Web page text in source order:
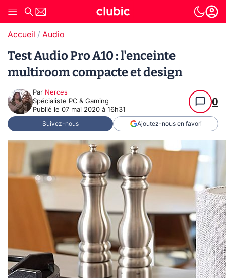
Accueil Audio
Test Audio Pro A10 : l'enceinte
multiroom compacte et design
Par Nerces
Spécialiste PC & Gaming
Publié le 07 mai 2020 à 16h31
0
Suivez-nous Ajoutez-nous en favori